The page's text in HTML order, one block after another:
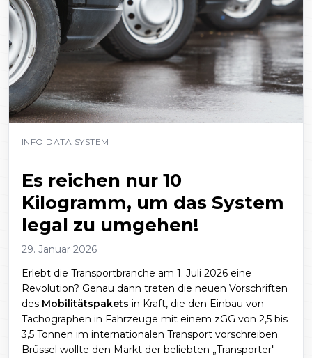
INFO DATA SYSTEM
Es reichen nur 10
Kilogramm, um das System
legal zu umgehen!
29. Januar 2026
Erlebt die Transportbranche am 1. Juli 2026 eine
Revolution? Genau dann treten die neuen Vorschriften
des Mobilitätspakets in Kraft, die den Einbau von
Tachographen in Fahrzeuge mit einem zGG von 2,5 bis
3,5 Tonnen im internationalen Transport vorschreiben.
Brüssel wollte den Markt der beliebten „Transporter"